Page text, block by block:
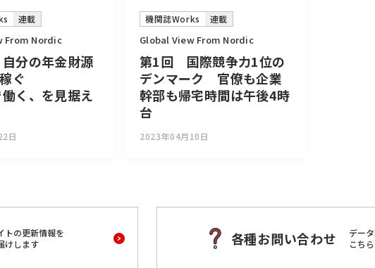
連載
From Nordic
分の年金財源
ぐ
く、を見据え
日
機関誌Works 連載
Global View From Nordic
第1回 国際競争力1位の
デンマーク 官僚も企業
幹部も帰宅時間は午後4時
台
2023年04月10日
トの更新情報を
けします
各種お問い合わせ
デー
こち